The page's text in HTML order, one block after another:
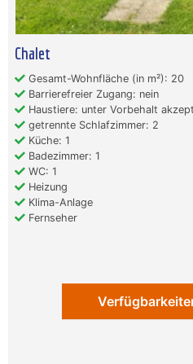
Chalet
Gesamt-Wohnfläche (in m²): 20
Barrierefreier Zugang: nein
Haustiere: unter Vorbehalt
getrennte Schlafzimmer: 2
Küche: 1
Badezimmer: 1
WC: 1
Heizung
Klima-Anlage
Fernseher